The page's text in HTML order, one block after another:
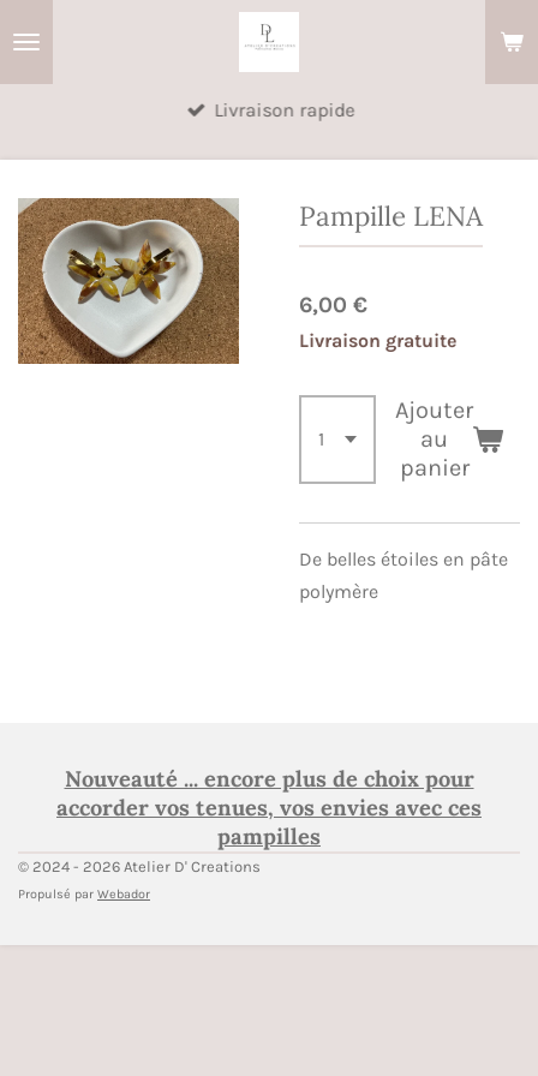
Livraison rapide
Pampille LENA
6,00 €
Livraison gratuite
Ajouter
au
panier
De belles étoiles en pâte
polymère
Nouveauté ... encore plus de choix pour
accorder vos tenues, vos envies avec ces
pampilles
© 2024 - 2026 Atelier D' Creations
Propulsé par Webador